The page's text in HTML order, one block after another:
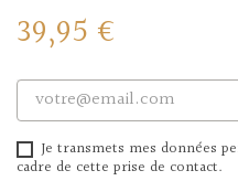
39,95 €
Je transmets mes données
cadre de cette prise de contact.